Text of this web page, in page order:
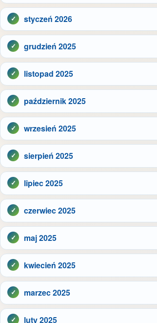
styczeń 2026
grudzień 2025
listopad 2025
październik 2025
wrzesień 2025
sierpień 2025
lipiec 2025
czerwiec 2025
maj 2025
kwiecień 2025
marzec 2025
luty 2025